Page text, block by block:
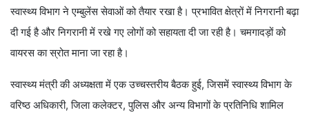
स्वास्थ्य विभाग ने एम्बुलेंस सेवाओं को तैयार रखा है। प्रभावित क्षेत्रों में निगरानी बढ़ा
दी गई है और निगरानी में रखे गए लोगों को सहायता दी जा रही है। चमगादड़ों को
वायरस का स्रोत माना जा रहा है।
स्वास्थ्य मंत्री की अध्यक्षता में एक उच्चस्तरीय बैठक हुई, जिसमें स्वास्थ्य विभाग के
वरिष्ठ अधिकारी, जिला कलेक्टर, पुलिस और अन्य विभागों के प्रतिनिधि शामिल